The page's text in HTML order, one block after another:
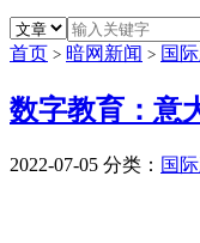
首页 > 暗网新闻 > 国
数字教育：意
2022-07-05 分类： 国